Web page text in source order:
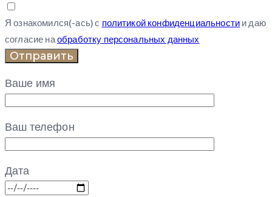
Я ознакомился(-ась) с политикой конфиденциальностии даю
согласие наобработку персональных данных
Отправить
Ваше имя
Ваш телефон
Дата